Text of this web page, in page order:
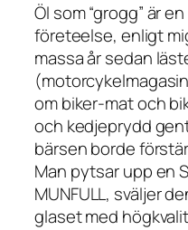
Öl som “grogg” är
företeelse, enligt
massa år sedan
om biker-mat och
och kedjeprydd
bärsen borde
Man pytsar upp en
MUNFULL, sväljer
glaset med